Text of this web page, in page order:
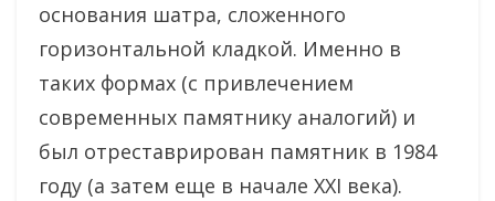
основания шатра, сложенного
горизонтальной кладкой. Именно в
таких формах (с привлечением
современных памятнику аналогий) и
был отреставрирован памятник в 1984
году (а затем еще в начале XXI века).